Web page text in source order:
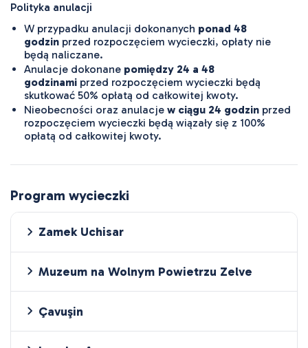
Polityka anulacji
W przypadku anulacji dokonanych ponad 48
godzin przed rozpoczęciem wycieczki, opłaty nie
będą naliczane.
Anulacje dokonane pomiędzy 24 a 48
godzinami przed rozpoczęciem wycieczki będą
skutkować 50% opłatą od całkowitej kwoty.
Nieobecności oraz anulacje w ciągu 24 godzin przed
rozpoczęciem wycieczki będą wiązały się z 100%
opłatą od całkowitej kwoty.
Program wycieczki
Zamek Uchisar
Muzeum na Wolnym Powietrzu Zelve
Çavuşin